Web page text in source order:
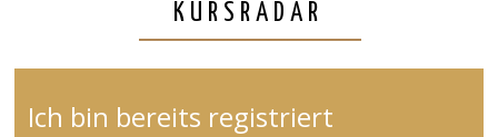
KURSRADAR
Ich bin bereits registriert